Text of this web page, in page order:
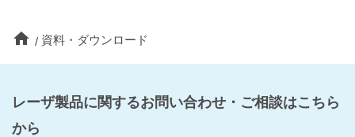
home 資料・ダウンロード
レーザ製品に関するお問い合わせ・ご相談はこちら
から